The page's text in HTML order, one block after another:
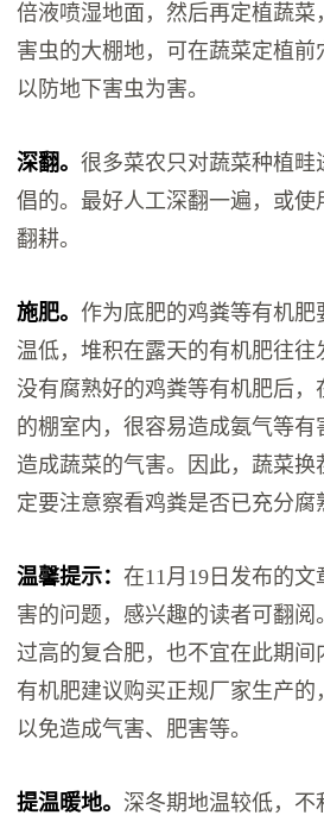
倍液喷湿地面，然后再定植蔬菜
害虫的大棚地，可在蔬菜定植前
以防地下害虫为害。
深翻。很多菜农只对蔬菜种植畦
倡的。最好人工深翻一遍，或使
翻耕。
施肥。作为底肥的鸡粪等有机
温低，堆积在露天的有机肥往往
没有腐熟好的鸡粪等有机肥后，
的棚室内，很容易造成氨气等
造成蔬菜的气害。因此，蔬菜
定要注意察看鸡粪是否已充分腐
温馨提示：在11月19日发布的
害的问题，感兴趣的读者可翻阅
过高的复合肥，也不宜在此期间
有机肥建议购买正规厂家生产的
以免造成气害、肥害等。
提温暖地。 深冬期地温较低，